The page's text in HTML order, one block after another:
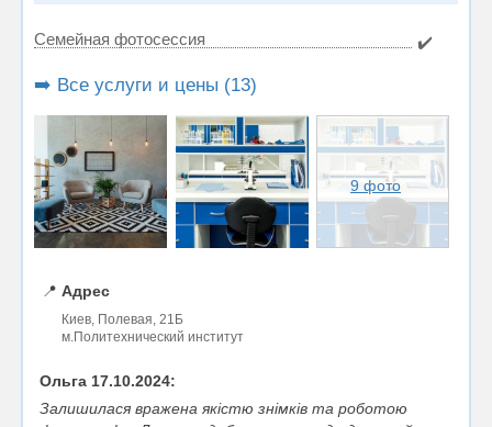
Семейная фотосессия ✔️
➡️ Все услуги и цены (13)
9 фото
📍 Адрес
Киев, Полевая, 21Б
м.Политехнический институт
Ольга 17.10.2024:
Залишилася вражена якістю знімків та роботою